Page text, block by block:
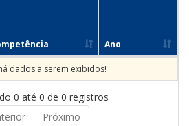
Ano
dados a serem exibidos!
0 até 0 de 0 registros
Próximo